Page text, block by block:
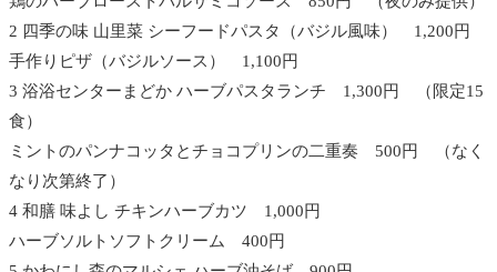
2 四季の味 山里菜 シーフードパスタ（バジル風味） 1,200円
手作りピザ（バジルソース） 1,100円
3 浴浴センターまどか ハーブパスタランチ 1,300円 （限定15
食）
ミントのパンナコッタとチョコプリンの二重奏 500円 （なく
なり次第終了）
4 和膳 味よし チキンハーブカツ 1,000円
ハーブソルトソフトクリーム 400円